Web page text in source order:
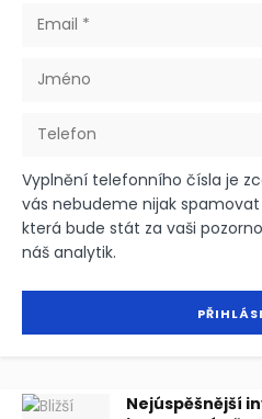
Vyplnění telefonního čísla je
vás nebudeme nijak
která bude stát za vaši
náš analytik.
Nejúspěšnější